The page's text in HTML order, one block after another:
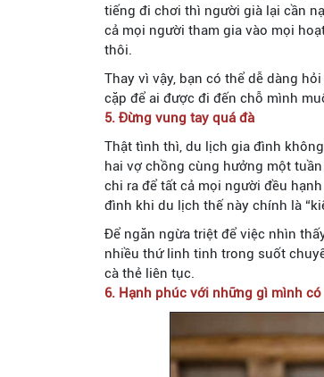
tiếng đi chơi thì người già lại cần
cả mọi người tham gia vào mọi
thôi.
Thay vì vậy, bạn có thể dễ dàng
cặp để ai được đi đến chỗ mình
5. Đừng vung tay quá đà
Thật tình thì, du lịch gia đình
hai vợ chồng cùng hưởng một
chi ra để tất cả mọi người đều
đình khi du lịch thế này chính là
Để ngăn ngừa triệt để việc nhìn
nhiều thứ linh tinh trong suốt
cà thẻ liên tục.
6. Hạnh phúc với những gì mình có